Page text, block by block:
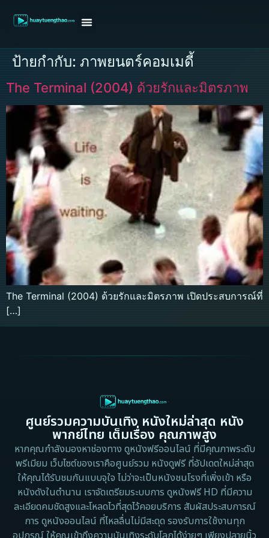
ป้ายกำกับ: ภาพยนตร์คอมเมดี้
The Terminal (2004) ด้วยรักและมิตรภาพ
The Terminal (2004) ด้วยรักและมิตรภาพ เปิดประสบการณ์ที่
[…]
ศูนย์รวมความบันเทิง หนังใหม่ล่าสุด หนัง
พากย์ไทย เต็มเรื่อง คุณภาพสูง
หากคุณกำลังมองหาช่องทาง ดูหนังฟรีออนไลน์ ที่มีคุณภาพระดับ
พรีเมียม เว็บไซต์ของเราคือศูนย์รวม หนังดูฟรี ที่อัปเดตใหม่ล่าสุด
ให้คุณได้รับชมกันแบบจุใจ ไม่ว่าจะเป็นหนังชนโรงที่เพิ่งเข้า หรือ
หนังดังในตำนาน เราจัดเตรียมระบบการ ดูหนังฟรี HD ที่มีความ
ละเอียดคมชัดสูงและโหลดไวที่สุดไว้คอยบริการ สัมผัสประสบการณ์
การ ดูหนังออนไลน์ ที่ไหลลื่นไม่มีสะดุด รองรับการใช้งานทุก